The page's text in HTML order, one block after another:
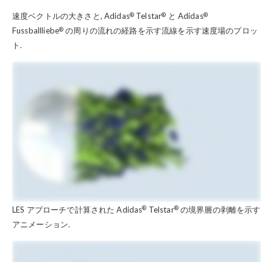
速度ベクトルの大きさと, Adidas® Telstar® と Adidas®
Fussballliebe® の周りの流れの経路を示す流線を示す速度場のプロッ
ト.
LES アプローチで計算された Adidas® Telstar®の境界層の剥離を示す
アニメーション.